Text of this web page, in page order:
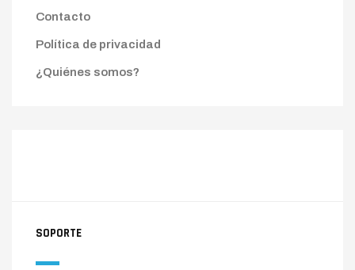
Contacto
Política de privacidad
¿Quiénes somos?
SOPORTE